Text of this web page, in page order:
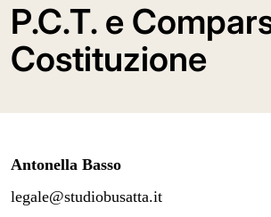
P.C.T. e
Costituzione
Antonella Basso
legale@studiobusatta.it